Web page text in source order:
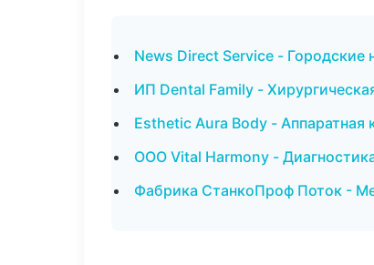
News Direct Service - Городские
ИП Dental Family -
Esthetic Aura Body - Аппаратная
ООО Vital Harmony -
Фабрика СтанкоПроф Поток -